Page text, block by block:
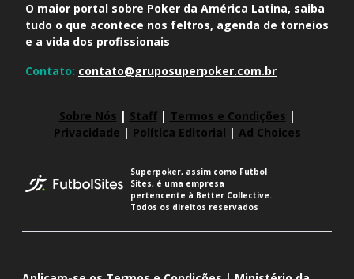
O maior portal sobre Poker da América Latina, saiba
tudo o que acontece nos feltros, agenda de torneios
e a vida dos profissionais
Contato: contato@gruposuperpoker.com.br
Sobre Nós | Staff| Termos e Condições |
Privacidade | Política Editorial | Ad Choices
Superpoker, assim como Futbol
Sites, é uma empresa
pertencente à Better Collective.
Todos os direitos reservados